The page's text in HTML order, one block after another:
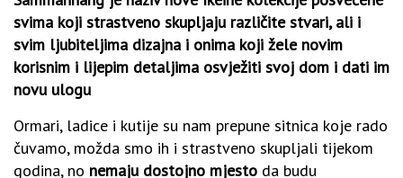
svima koji strastveno skupljaju različite stvari, ali i
svim ljubiteljima dizajna i onima koji žele novim
korisnim i lijepim detaljima osvježiti svoj dom i dati im
novu ulogu
Ormari, ladice i kutije su nam prepune sitnica koje rado
čuvamo, možda smo ih i strastveno skupljali tijekom
godina, no nemaju dostojno mjesto da budu